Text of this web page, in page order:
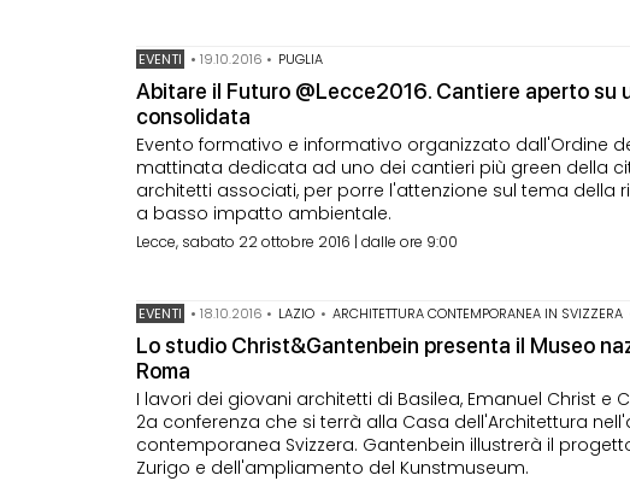
EVENTI •19.10.2016 • PUGLIA
Abitare il Futuro @Lecce2016. Cantiere aperto
consolidata
Evento formativo e informativo organizzato dall'Ordine
mattinata dedicata ad uno dei cantieri più green della
architetti associati, per porre l'attenzione sul tema
a basso impatto ambientale.
Lecce, sabato 22 ottobre 2016 | dalle ore 9:00
EVENTI •18.10.2016 • LAZIO • ARCHITETTURA CONTEMPORANEA IN SVIZZERA
Lo studio Christ&Gantenbein presenta il Museo
Roma
I lavori dei giovani architetti di Basilea, Emanuel Christ
2a conferenza che si terrà alla Casa dell'Architettura
contemporanea Svizzera. Gantenbein illustrerà il
Zurigo e dell'ampliamento del Kunstmuseum.